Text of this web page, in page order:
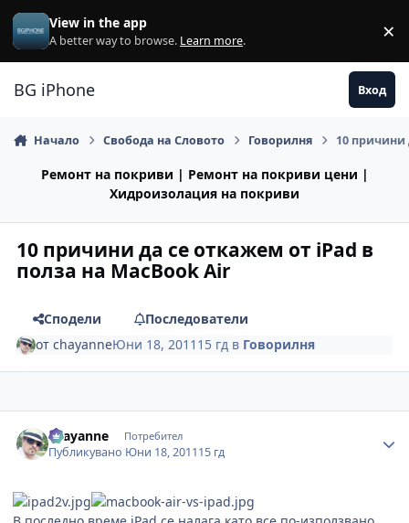
Премини към съдържанието
View in the app
A better way to browse. Learn more. ×
BG iPhone Вход
Начало Свобода на Словото Говорилня 10 причини
Ремонт на покриви | Ремонт на покриви цени |
Хидроизолация на покриви
10 причини да се откажем от iPad в
полза на MacBook Air
Сподели
Последователи
отchayanneЮни 18, 2011 15 гд в Говорилня
chayanne Потребител
Публикувано Юни 18, 201115 гд